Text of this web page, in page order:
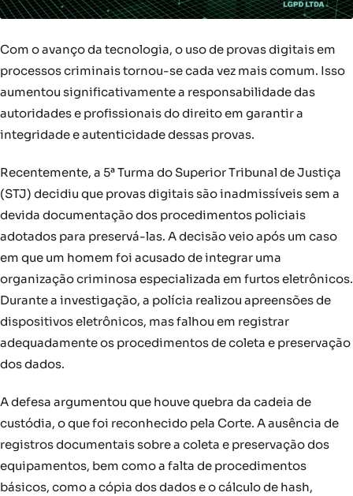
Com o avanço da tecnologia, o uso de provas digitais em
processos criminais tornou-se cada vez mais comum. Isso
aumentou significativamente a responsabilidade das
autoridades e profissionais do direito em garantir a
integridade e autenticidade dessas provas.
Recentemente, a 5ª Turma do Superior Tribunal de Justiça
(STJ) decidiu que provas digitais são inadmissíveis sem a
devida documentação dos procedimentos policiais
adotados para preservá-las. A decisão veio após um caso
em que um homem foi acusado de integrar uma
organização criminosa especializada em furtos eletrônicos.
Durante a investigação, a polícia realizou apreensões de
dispositivos eletrônicos, mas falhou em registrar
adequadamente os procedimentos de coleta e preservação
dos dados.
A defesa argumentou que houve quebra da cadeia de
custódia, o que foi reconhecido pela Corte. A ausência de
registros documentais sobre a coleta e preservação dos
equipamentos, bem como a falta de procedimentos
básicos, como a cópia dos dados e o cálculo de hash,